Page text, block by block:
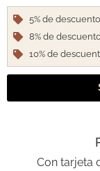
5% de
8% de
10% de
Con tarjeta